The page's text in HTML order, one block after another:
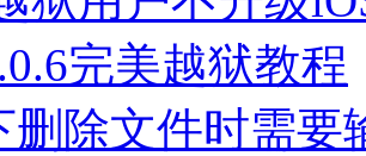
完美越狱教程
删除文件时需